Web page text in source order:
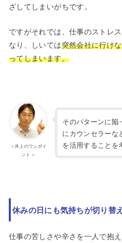
ざしてしまいがちです。
ですがそれでは、仕事のストレ
なり、しいては突然会社に行け
ってしまいます。
＜井上のワンポイ
ント＞
そのパターンに陥
にカウンセラーな
を活用することを
休みの日にも気持ちが切り替
仕事の苦しさや辛さを一人で抱